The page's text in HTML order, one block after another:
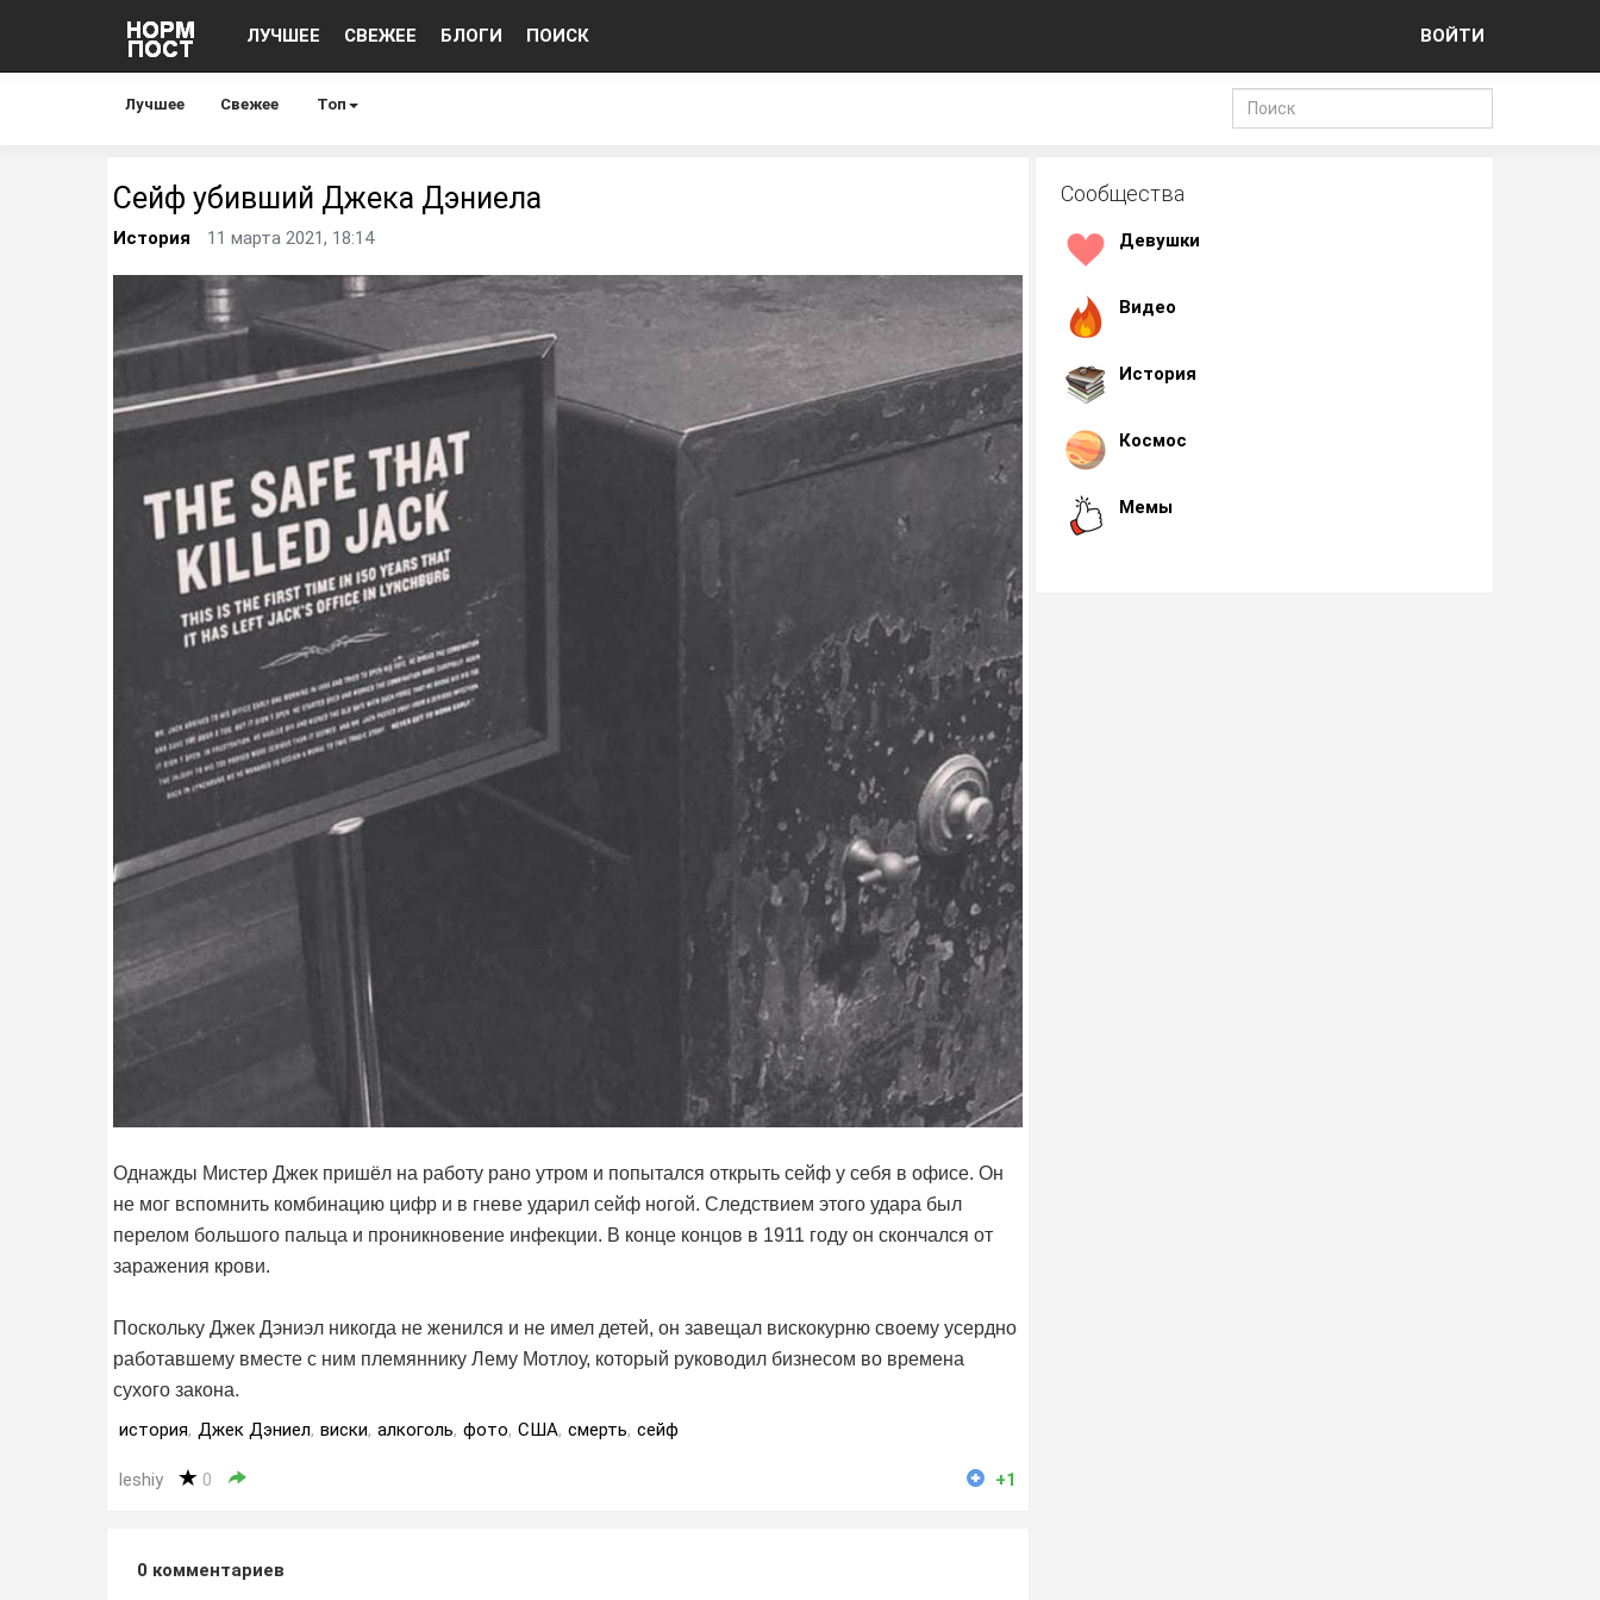
ЛУЧШЕЕ СВЕЖЕЕ БЛОГИ ПОИСК ВОЙТИ
Лучшее Свежее Топ
Сейф убивший Джека Дэниела
История 11 марта 2021, 18:14
Однажды Мистер Джек пришёл на работу рано утром и попытался открыть сейф у себя в офисе. Он
не мог вспомнить комбинацию цифр и в гневе ударил сейф ногой. Следствием этого удара был
перелом большого пальца и проникновение инфекции. В конце концов в 1911 году он скончался от
заражения крови.
Поскольку Джек Дэниэл никогда не женился и не имел детей, он завещал вискокурню своему усердно
работавшему вместе с ним племяннику Лему Мотлоу, который руководил бизнесом во времена
сухого закона.
история, Джек Дэниел, виски, алкоголь, фото, США, смерть, сейф
leshiy 0 +1
0 комментариев
Сообщества
Девушки
Видео
История
Космос
Мемы